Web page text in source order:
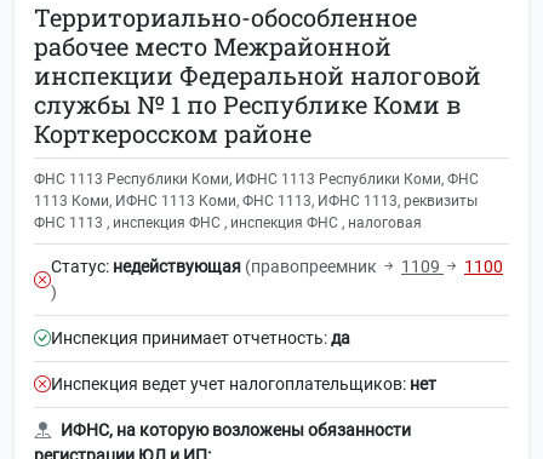
Территориально-обособленное
рабочее место Межрайонной
инспекции Федеральной налоговой
службы № 1 по Республике Коми в
Корткеросском районе
ФНС 1113 Республики Коми, ИФНС 1113 Республики Коми, ФНС
1113 Коми, ИФНС 1113 Коми, ФНС 1113, ИФНС 1113, реквизиты
ФНС 1113 , инспекция ФНС , инспекция ФНС , налоговая
Статус: недействующая (правопреемник 1109
1100
)
Инспекция принимает отчетность:да
Инспекция ведет учет налогоплательщиков: нет
ИФНС, на которую возложены обязанности